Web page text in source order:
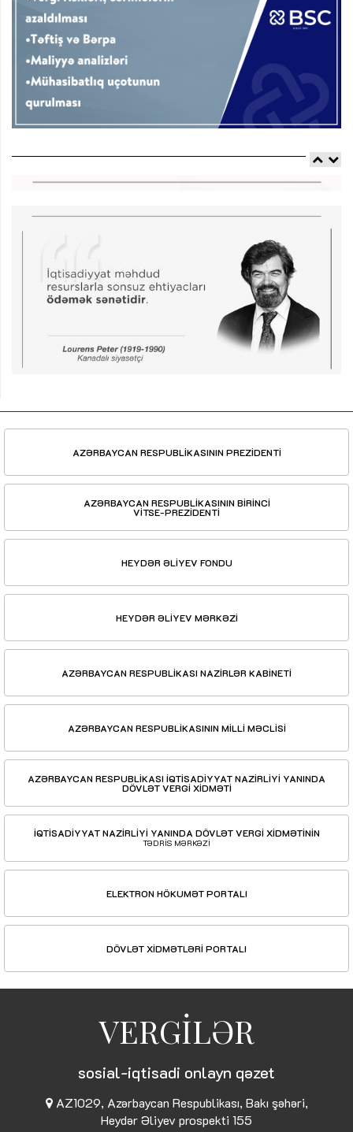
AZƏRBAYCAN RESPUBLİKASININ PREZİDENTİ
AZƏRBAYCAN RESPUBLİKASININ BİRİNCİ
VİTSE-PREZİDENTİ
HEYDƏR ƏLİYEV FONDU
HEYDƏR ƏLİYEV MƏRKƏZİ
AZƏRBAYCAN RESPUBLİKASI NAZİRLƏR KABİNETİ
AZƏRBAYCAN RESPUBLİKASININ MİLLİ MƏCLİSİ
AZƏRBAYCAN RESPUBLİKASI İQTİSADİYYAT NAZİRLİYİ YANINDA
DÖVLƏT VERGİ XİDMƏTİ
İQTİSADİYYAT NAZİRLİYİ YANINDA DÖVLƏT VERGİ XİDMƏTİNİN
TƏDRİS MƏRKƏZİ
ELEKTRON HÖKUMƏT PORTALI
DÖVLƏT XİDMƏTLƏRİ PORTALI
VERGİLƏR
sosial-iqtisadi onlayn qəzet
AZ1029, Azərbaycan Respublikası, Bakı şəhəri,
Heydər Əliyev prospekti 155